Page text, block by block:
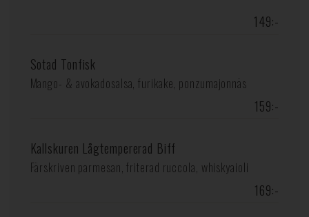
149:-
Sotad Tonfisk
Mango- & avokadosalsa, furikake, ponzumajonnäs
159:-
Kallskuren Lågtempererad Biff
Färskriven parmesan, friterad ruccola, whiskyaioli
169:-